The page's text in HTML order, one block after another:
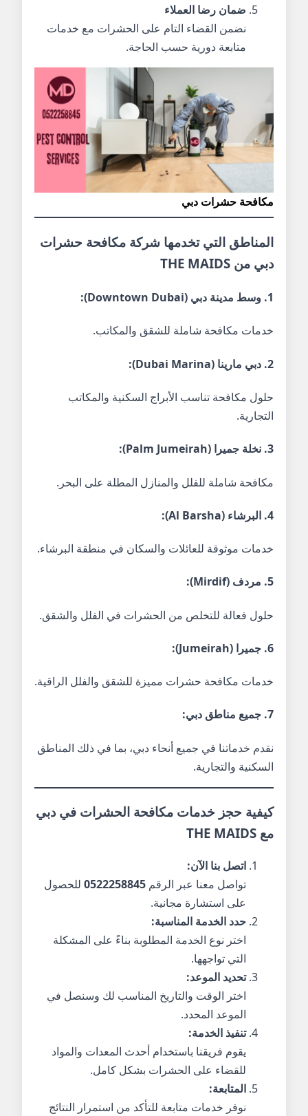
ضمان رضا العملاء
نضمن القضاء التام على الحشرات مع خدمات
متابعة دورية حسب الحاجة.
مكافحة حشرات دبي
المناطق التي تخدمها شركة مكافحة حشرات
دبي من THE MAIDS
1. وسط مدينة دبي (Downtown Dubai):
خدمات مكافحة شاملة للشقق والمكاتب.
2. دبي مارينا (Dubai Marina):
حلول مكافحة تناسب الأبراج السكنية والمكاتب
التجارية.
3. نخلة جميرا (Palm Jumeirah):
مكافحة شاملة للفلل والمنازل المطلة على البحر.
4. البرشاء (Al Barsha):
خدمات موثوقة للعائلات والسكان في منطقة البرشاء.
5. مردف (Mirdif):
حلول فعالة للتخلص من الحشرات في الفلل والشقق.
6. جميرا (Jumeirah):
خدمات مكافحة حشرات مميزة للشقق والفلل الراقية.
7. جميع مناطق دبي:
نقدم خدماتنا في جميع أنحاء دبي، بما في ذلك المناطق
السكنية والتجارية.
كيفية حجز خدمات مكافحة الحشرات في دبي
مع THE MAIDS
اتصل بنا الآن:
تواصل معنا عبر الرقم 0522258845 للحصول
على استشارة مجانية.
حدد الخدمة المناسبة:
اختر نوع الخدمة المطلوبة بناءً على المشكلة
التي تواجهها.
تحديد الموعد:
اختر الوقت والتاريخ المناسب لك وسنصل في
الموعد المحدد.
تنفيذ الخدمة:
يقوم فريقنا باستخدام أحدث المعدات والمواد
للقضاء على الحشرات بشكل كامل.
المتابعة:
نوفر خدمات متابعة للتأكد من استمرار النتائج